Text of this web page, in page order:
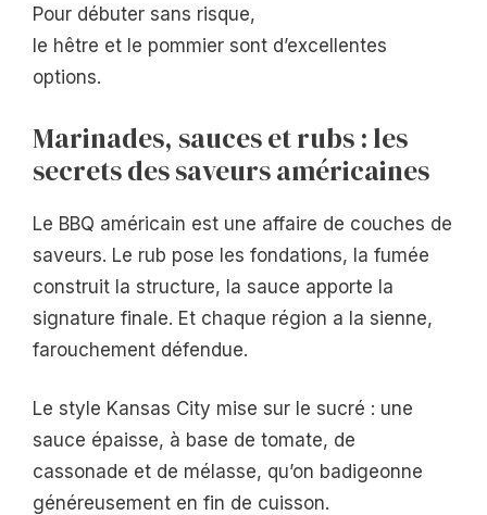
Pour débuter sans risque,
le hêtre et le pommier sont d’excellentes
options.
Marinades, sauces et rubs : les
secrets des saveurs américaines
Le BBQ américain est une affaire de couches de
saveurs. Le rub pose les fondations, la fumée
construit la structure, la sauce apporte la
signature finale. Et chaque région a la sienne,
farouchement défendue.
Le style Kansas City mise sur le sucré : une
sauce épaisse, à base de tomate, de
cassonade et de mélasse, qu’on badigeonne
généreusement en fin de cuisson.